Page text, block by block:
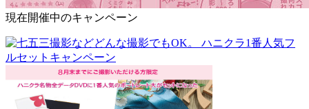
現在開催中のキャンペーン